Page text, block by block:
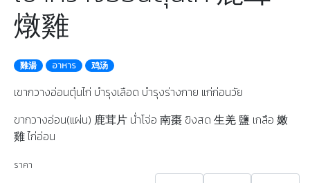
燉雞
雞湯 อาหาร 鸡汤
เขากวางอ่อนตุ๋นไก่ บำรุงเลือด บำรุงร่างกาย แก่ก่อนวัย
ขากวางอ่อน(แผ่น) 鹿茸片 น่ำโจ่อ 南棗 ขิงสด 生羌 鹽 เกลือ 嫩
雞 ไก่อ่อน
ราคา